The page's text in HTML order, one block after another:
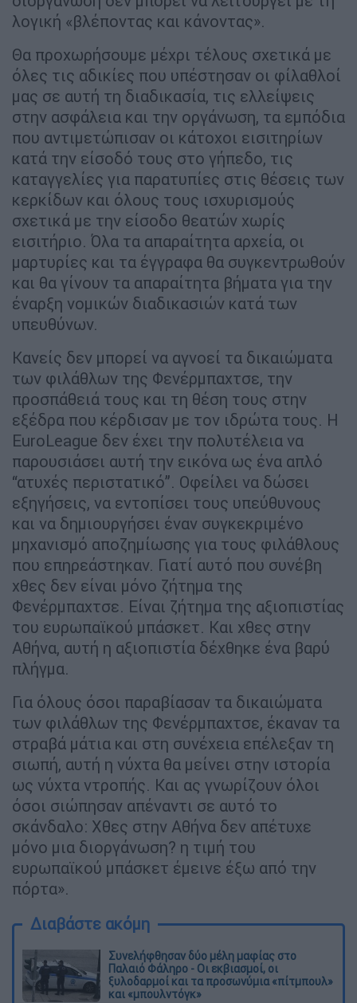
λογική «βλέποντας και κάνοντας».
Θα προχωρήσουμε μέχρι τέλους σχετικά με
όλες τις αδικίες που υπέστησαν οι φίλαθλοί
μας σε αυτή τη διαδικασία, τις ελλείψεις
στην ασφάλεια και την οργάνωση, τα εμπόδια
που αντιμετώπισαν οι κάτοχοι εισιτηρίων
κατά την είσοδό τους στο γήπεδο, τις
καταγγελίες για παρατυπίες στις θέσεις των
κερκίδων και όλους τους ισχυρισμούς
σχετικά με την είσοδο θεατών χωρίς
εισιτήριο. Όλα τα απαραίτητα αρχεία, οι
μαρτυρίες και τα έγγραφα θα συγκεντρωθούν
και θα γίνουν τα απαραίτητα βήματα για την
έναρξη νομικών διαδικασιών κατά των
υπευθύνων.
Κανείς δεν μπορεί να αγνοεί τα δικαιώματα
των φιλάθλων της Φενέρμπαχτσε, την
προσπάθειά τους και τη θέση τους στην
εξέδρα που κέρδισαν με τον ιδρώτα τους. Η
EuroLeague δεν έχει την πολυτέλεια να
παρουσιάσει αυτή την εικόνα ως ένα απλό
“ατυχές περιστατικό”. Οφείλει να δώσει
εξηγήσεις, να εντοπίσει τους υπεύθυνους
και να δημιουργήσει έναν συγκεκριμένο
μηχανισμό αποζημίωσης για τους φιλάθλους
που επηρεάστηκαν. Γιατί αυτό που συνέβη
χθες δεν είναι μόνο ζήτημα της
Φενέρμπαχτσε. Είναι ζήτημα της αξιοπιστίας
του ευρωπαϊκού μπάσκετ. Και χθες στην
Αθήνα, αυτή η αξιοπιστία δέχθηκε ένα βαρύ
πλήγμα.
Για όλους όσοι παραβίασαν τα δικαιώματα
των φιλάθλων της Φενέρμπαχτσε, έκαναν τα
στραβά μάτια και στη συνέχεια επέλεξαν τη
σιωπή, αυτή η νύχτα θα μείνει στην ιστορία
ως νύχτα ντροπής. Και ας γνωρίζουν όλοι
όσοι σιώπησαν απέναντι σε αυτό το
σκάνδαλο: Χθες στην Αθήνα δεν απέτυχε
μόνο μια διοργάνωση? η τιμή του
ευρωπαϊκού μπάσκετ έμεινε έξω από την
πόρτα».
Διαβάστε ακόμη
Συνελήφθησαν δύο μέλη μαφίας στο
Παλαιό Φάληρο - Οι εκβιασμοί, οι
ξυλοδαρμοί και τα προσωνύμια «πίτμπουλ»
και «μπουλντόγκ»